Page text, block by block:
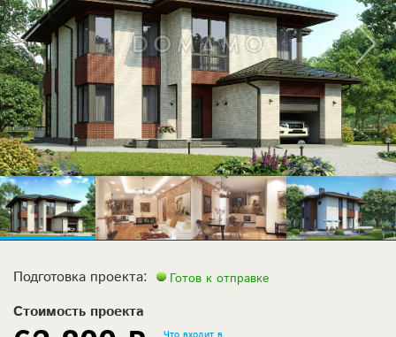
Подготовка проекта: Готов к отправке
Стоимость проекта